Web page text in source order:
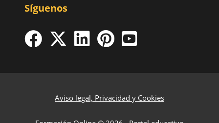
Síguenos
Aviso legal, Privacidad y Cookies